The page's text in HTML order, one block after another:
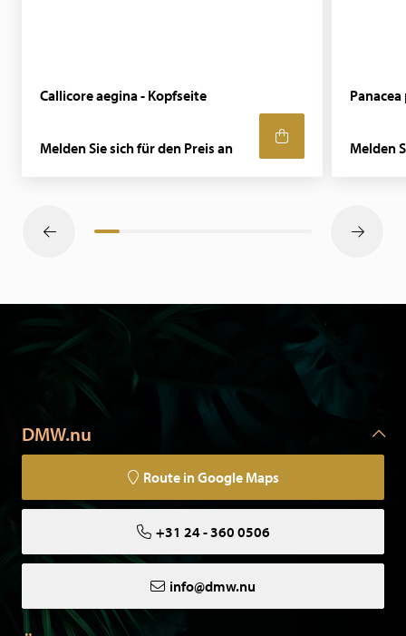
Callicore aegina - Kopfseite
Melden Sie sich für den Preis an Melden
DMW.nu
Route in Google Maps
+31 24 - 360 0506
info@dmw.nu